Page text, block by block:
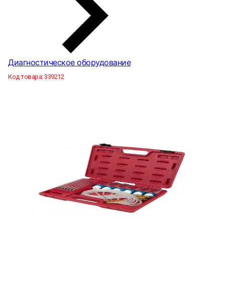
Диагностическое оборудование
Код товара:339212